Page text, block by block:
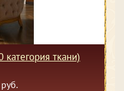
категория ткани)